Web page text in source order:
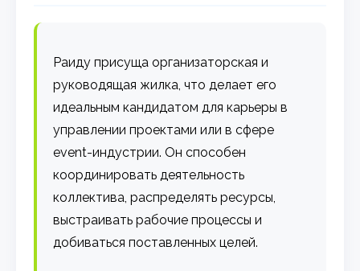
Раиду присуща организаторская и
руководящая жилка, что делает его
идеальным кандидатом для карьеры в
управлении проектами или в сфере
event-индустрии. Он способен
координировать деятельность
коллектива, распределять ресурсы,
выстраивать рабочие процессы и
добиваться поставленных целей.